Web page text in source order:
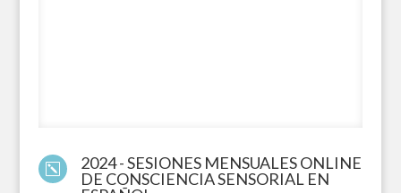
k
2024 - SESIONES MENSUALES ONLINE
DE CONSCIENCIA SENSORIAL EN